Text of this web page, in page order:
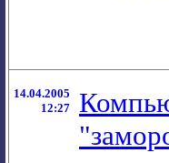
14.04.2005
12:27